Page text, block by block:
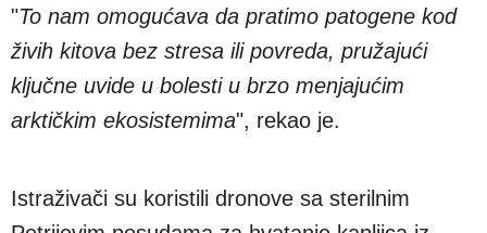
"To nam omogućava da pratimo patogene kod
živih kitova bez stresa ili povreda, pružajući
ključne uvide u bolesti u brzo menjajućim
arktičkim ekosistemima", rekao je.
Istraživači su koristili dronove sa sterilnim